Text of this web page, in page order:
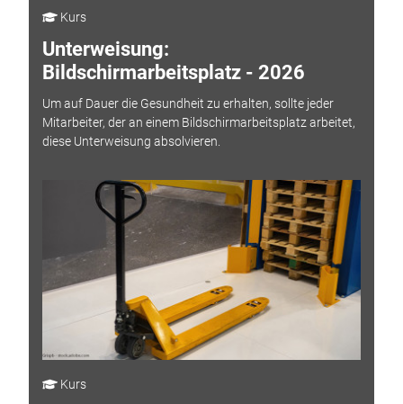
Kurs
Unterweisung:
Bildschirmarbeitsplatz - 2026
Um auf Dauer die Gesundheit zu erhalten, sollte jeder
Mitarbeiter, der an einem Bildschirmarbeitsplatz arbeitet,
diese Unterweisung absolvieren.
Kurs